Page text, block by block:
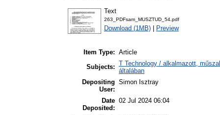
Text
263_PDFsam_MUSZTUD_54.pdf
Download (1MB) Preview
Item Type: Article
Subjects: T Technology / alkalmazott,
általában
Depositing
User:
Simon Isztray
Date
Deposited:
02 Jul 2024 06:04